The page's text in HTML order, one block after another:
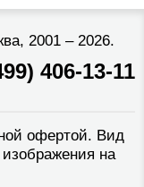
2001 – 2026.
406-13-11
офертой. Вид
на